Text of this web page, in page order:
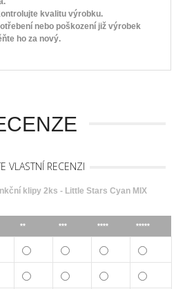
kvalitu výrobku.
nebo poškození již výrobek
ho za nový.
VLASTNÍ RECENZI
klipy 2ks - Little Stars Cyan MIX
** *** **** *****